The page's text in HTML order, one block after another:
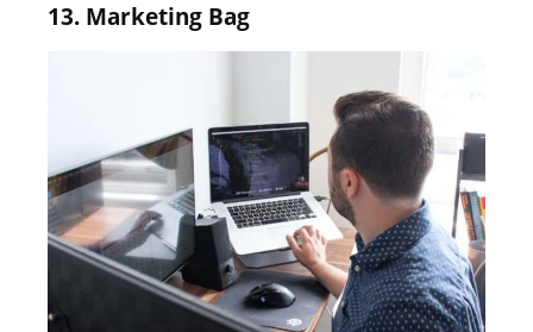
13. Marketing Bag